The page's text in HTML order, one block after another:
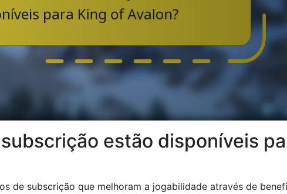
estão disponíveis
de subscrição que melhoram a jogabilidade através de